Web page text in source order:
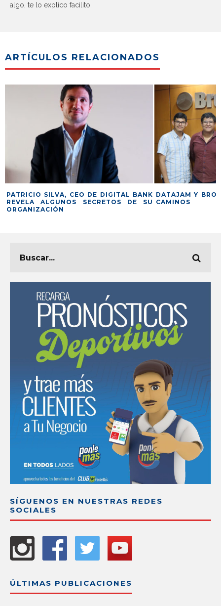
algo, te lo explico facilito.
ARTÍCULOS RELACIONADOS
PATRICIO SILVA, CEO DE DIGITAL BANK
REVELA ALGUNOS SECRETOS DE SU
ORGANIZACIÓN
DATAJAM Y
CAMINOS
SÍGUENOS EN NUESTRAS REDES
SOCIALES
ÚLTIMAS PUBLICACIONES